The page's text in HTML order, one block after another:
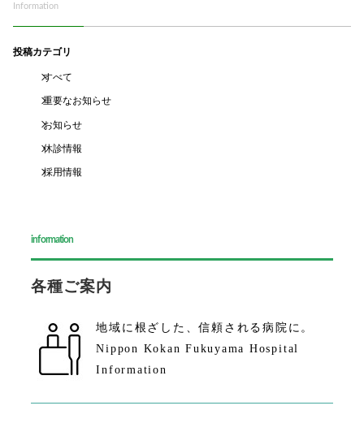
Information
投稿カテゴリ
すべて
重要なお知らせ
お知らせ
休診情報
採用情報
information
各種ご案内
地域に根ざした、信頼される病院に。
Nippon Kokan Fukuyama Hospital
Information